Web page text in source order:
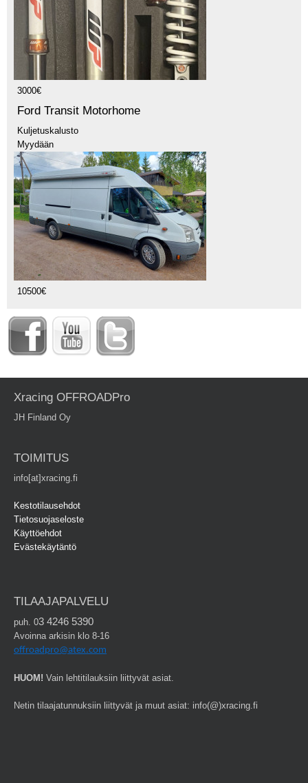
3000€
Ford Transit Motorhome
Kuljetuskalusto
Myydään
10500€
Xracing OFFROADPro
JH Finland Oy
TOIMITUS
info[at]xracing.fi
Kestotilausehdot
Tietosuojaseloste
Käyttöehdot
Evästekäytäntö
TILAAJAPALVELU
puh. 03 4246 5390
Avoinna arkisin klo 8-16
offroadpro@atex.com
HUOM! Vain lehtitilauksiin liittyvät asiat.
Netin tilaajatunnuksiin liittyvät ja muut asiat: info(@)xracing.fi